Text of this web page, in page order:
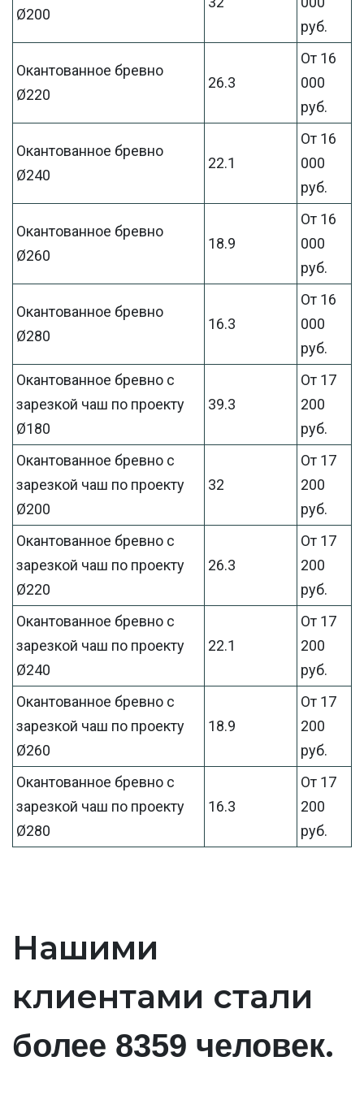
Ø200
руб.
Окантованное бревно
Ø220
26.3
От 16
000
руб.
Окантованное бревно
Ø240
22.1
От 16
000
руб.
Окантованное бревно
Ø260
18.9
От 16
000
руб.
Окантованное бревно
Ø280
16.3
От 16
000
руб.
Окантованное бревно с
зарезкой чаш по проекту
Ø180
39.3
От 17
200
руб.
Окантованное бревно с
зарезкой чаш по проекту
Ø200
32
От 17
200
руб.
Окантованное бревно с
зарезкой чаш по проекту
Ø220
26.3
От 17
200
руб.
Окантованное бревно с
зарезкой чаш по проекту
Ø240
22.1
От 17
200
руб.
Окантованное бревно с
зарезкой чаш по проекту
Ø260
18.9
От 17
200
руб.
Окантованное бревно с
зарезкой чаш по проекту
Ø280
16.3
От 17
200
руб.
Нашими
клиентами стали
более 8359 человек.